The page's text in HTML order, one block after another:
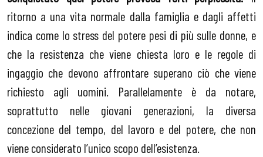
ritorno a una vita normale dalla famiglia e dagli affetti
indica come lo stress del potere pesi di più sulle donne, e
che la resistenza che viene chiesta loro e le regole di
ingaggio che devono affrontare superano ciò che viene
richiesto agli uomini. Parallelamente è da notare,
soprattutto nelle giovani generazioni, la diversa
concezione del tempo, del lavoro e del potere, che non
viene considerato l’unico scopo dell’esistenza.